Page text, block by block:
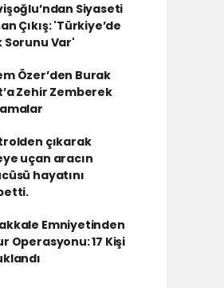
Siyaseti
Çıkış: 'Türkiye’de
Sorunu Var'
Özer’den Burak
Zehir Zemberek
çıkarak
uçan aracın
hayatını
Emniyetinden
Operasyonu: 17 Kişi